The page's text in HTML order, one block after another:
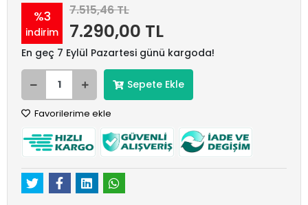
%3
indirim
7.515,46 TL
7.290,00 TL
En geç 7 Eylül Pazartesi günü kargoda!
Sepete Ekle
Favorilerime ekle